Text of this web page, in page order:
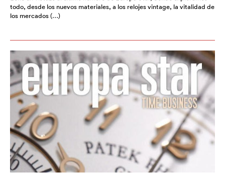
todo, desde los nuevos materiales, a los relojes vintage, la vitalidad de
los mercados (…)